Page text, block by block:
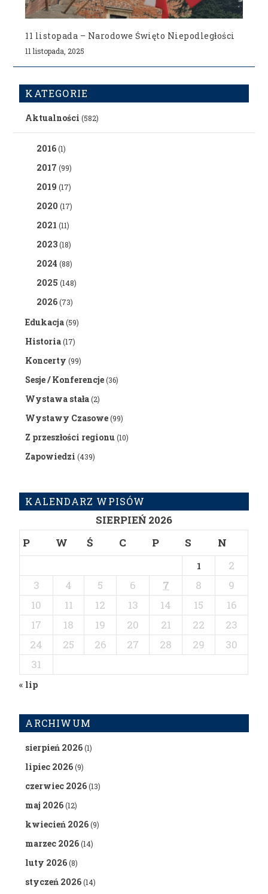
11 listopada – Narodowe Święto Niepodległości
11 listopada, 2025
KATEGORIE
Aktualności (582)
2016(1)
2017 (99)
2019 (17)
2020 (17)
2021 (11)
2023(18)
2024 (88)
2025 (148)
2026(73)
Edukacja(59)
Historia(17)
Koncerty (99)
Sesje / Konferencje(36)
Wystawa stała(2)
Wystawy Czasowe(99)
Z przeszłości regionu(10)
Zapowiedzi (439)
KALENDARZ WPISÓW
SIERPIEŃ 2026
P
W Ś C P S N
1
2
3
4 5 6 7 8
9
10
11 12 13 14 15
16
17
18 19 20 21 22
23
24
25 26 27 28 29
30
31
« lip
ARCHIWUM
sierpień 2026(1)
lipiec 2026(9)
czerwiec 2026(13)
maj 2026(12)
kwiecień 2026(9)
marzec 2026(14)
luty 2026(8)
styczeń 2026(14)